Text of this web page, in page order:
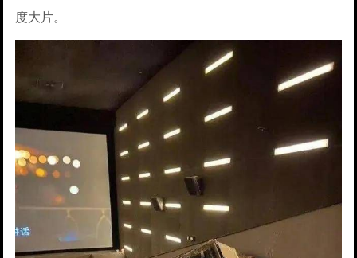
度大片。